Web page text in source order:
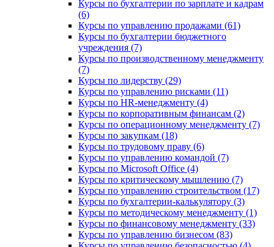
Курсы по бухгалтерии по зарплате и кадрам
(6)
Курсы по управлению продажами (61)
Курсы по бухгалтерии бюджетного
учреждения (7)
Курсы по производственному менеджменту
(7)
Курсы по лидерству (29)
Курсы по управлению рисками (11)
Курсы по HR-менеджменту (4)
Курсы по корпоративным финансам (2)
Курсы по операционному менеджменту (7)
Курсы по закупкам (18)
Курсы по трудовому праву (6)
Курсы по управлению командой (7)
Курсы по Microsoft Office (4)
Курсы по критическому мышлению (7)
Курсы по управлению строительством (17)
Курсы по бухгалтерии-калькулятору (3)
Курсы по методическому менеджменту (1)
Курсы по финансовому менеджменту (33)
Курсы по управлению бизнесом (83)